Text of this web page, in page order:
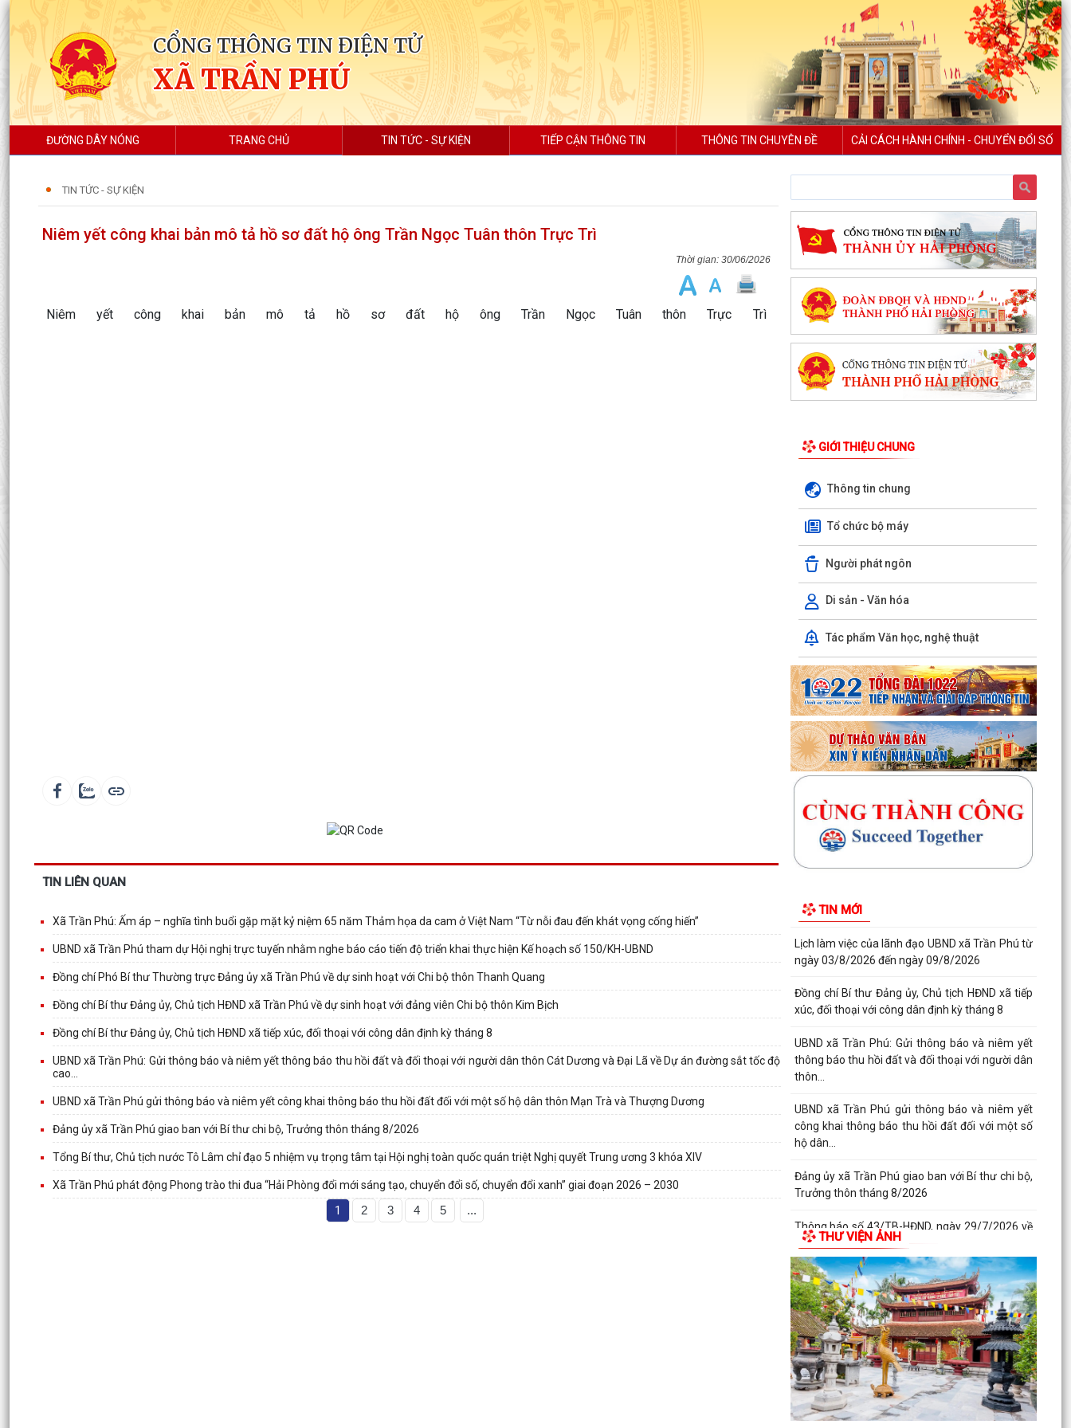
CỔNG THÔNG TIN ĐIỆN TỬ
XÃ TRẦN PHÚ
ĐƯỜNG DÂY NÓNG TRANG CHỦ TIN TỨC - SỰ KIỆN TIẾP CẬN THÔNG TIN THÔNG TIN CHUYÊN ĐỀ CẢI CÁCH HÀNH CHÍNH - CHUYỂN ĐỔI SỐ
TIN TỨC - SỰ KIỆN
Niêm yết công khai bản mô tả hồ sơ đất hộ ông Trần Ngọc Tuân thôn Trực Trì
30/06/2026
Niêm yết công khai bản mô tả hồ sơ đất hộ ông Trần Ngọc Tuân thôn Trực Trì
TIN LIÊN QUAN
Xã Trần Phú: Ấm áp – nghĩa tình buổi gặp mặt kỷ niệm 65 năm Thảm họa da cam ở Việt Nam “Từ nỗi đau đến khát vọng cống hiến”
UBND xã Trần Phú tham dự Hội nghị trực tuyến nhằm nghe báo cáo tiến độ triển khai thực hiện Kế hoạch số 150/KH-UBND
Đồng chí Phó Bí thư Thường trực Đảng ủy xã Trần Phú về dự sinh hoạt với Chi bộ thôn Thanh Quang
Đồng chí Bí thư Đảng ủy, Chủ tịch HĐND xã Trần Phú về dự sinh hoạt với đảng viên Chi bộ thôn Kim Bịch
Đồng chí Bí thư Đảng ủy, Chủ tịch HĐND xã tiếp xúc, đối thoại với công dân định kỳ tháng 8
UBND xã Trần Phú: Gửi thông báo và niêm yết thông báo thu hồi đất và đối thoại với người dân thôn Cát Dương và Đại Lã về Dự án đường sắt tốc độ
cao...
UBND xã Trần Phú gửi thông báo và niêm yết công khai thông báo thu hồi đất đối với một số hộ dân thôn Mạn Trà và Thượng Dương
Đảng ủy xã Trần Phú giao ban với Bí thư chi bộ, Trưởng thôn tháng 8/2026
Tổng Bí thư, Chủ tịch nước Tô Lâm chỉ đạo 5 nhiệm vụ trọng tâm tại Hội nghị toàn quốc quán triệt Nghị quyết Trung ương 3 khóa XIV
Xã Trần Phú phát động Phong trào thi đua “Hải Phòng đổi mới sáng tạo, chuyển đổi số, chuyển đổi xanh” giai đoạn 2026 – 2030
1 2 3 4 5 ...
GIỚI THIỆU CHUNG
Thông tin chung
Tổ chức bộ máy
Người phát ngôn
Di sản - Văn hóa
Tác phẩm Văn học, nghệ thuật
TIN MỚI
Xã Trần Phú: Ấm áp – nghĩa tình buổi gặp mặt
kỷ niệm 65 năm Thảm họa da cam ở Việt Nam
“Từ nỗi đau...
UBND xã Trần Phú tham dự Hội nghị trực tuyến
nhằm nghe báo cáo tiến độ triển khai thực hiện
Kế...
Đồng chí Phó Bí thư Thường trực Đảng ủy xã
Trần Phú về dự sinh hoạt với Chi bộ thôn Thanh
Đồng chí Bí thư Đảng ủy, Chủ tịch HĐND xã Trần
Phú về dự sinh hoạt với đảng viên Chi bộ thôn
Kim...
UBND xã (05/8/2026)
Lịch làm việc của lãnh đạo UBND xã Trần Phú từ
ngày 03/8/2026 đến ngày 09/8/2026
Đồng chí Bí thư Đảng ủy, Chủ tịch HĐND xã tiếp
xúc, đối thoại với công dân định kỳ tháng 8
UBND xã Trần Phú: Gửi thông báo và niêm yết
thông báo thu hồi đất và đối thoại với người dân
thôn...
UBND xã Trần Phú gửi thông báo và niêm yết
công khai thông báo thu hồi đất đối với một số
hộ dân...
Đảng ủy xã Trần Phú giao ban với Bí thư chi bộ,
Trưởng thôn tháng 8/2026
Thông báo số 43/TB-HĐND, ngày 29/7/2026 về
Kết quả kỳ họp thứ 3 HĐND thành phố
Tổng Bí thư, Chủ tịch nước Tô Lâm chỉ đạo 5
nhiệm vụ trọng tâm tại Hội nghị toàn quốc quán
triệt...
Nghị quyết 34/NQ-HĐND, ngày 28/7/2026 của
HĐND thành phố về việc sửa đổi, bổ sung bảng
giá đất lần...
Nghị quyết 33/NQ-HĐND, ngày 28/7/2026 của
THƯ VIỆN ẢNH